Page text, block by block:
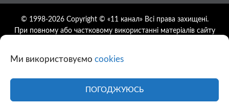
Ми використовуємо cookies
ПОГОДЖУЮСЬ
© 1998-2026 Copyright © «11 канал» Всі права захищені.
При повному або частковому використанні матеріалів сайту
абзацу.
дозволяється за умови посилання на джерело та прямого